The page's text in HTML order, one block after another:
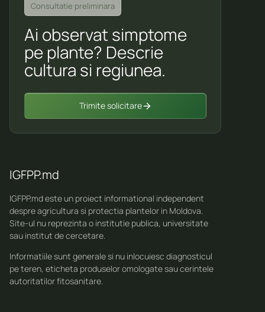
Consultatie preliminara
Ai observat simptome
pe plante? Descrie
cultura si regiunea.
Trimite solicitare
IGFPP.md
IGFPP.md este un proiect informational independent
despre agricultura si protectia plantelor in Moldova.
Site-ul nu reprezinta o institutie publica, universitate
sau institut de cercetare.
Informatiile sunt generale si nu inlocuiesc diagnosticul
pe teren, eticheta produselor omologate sau cerintele
autoritatilor fitosanitare.